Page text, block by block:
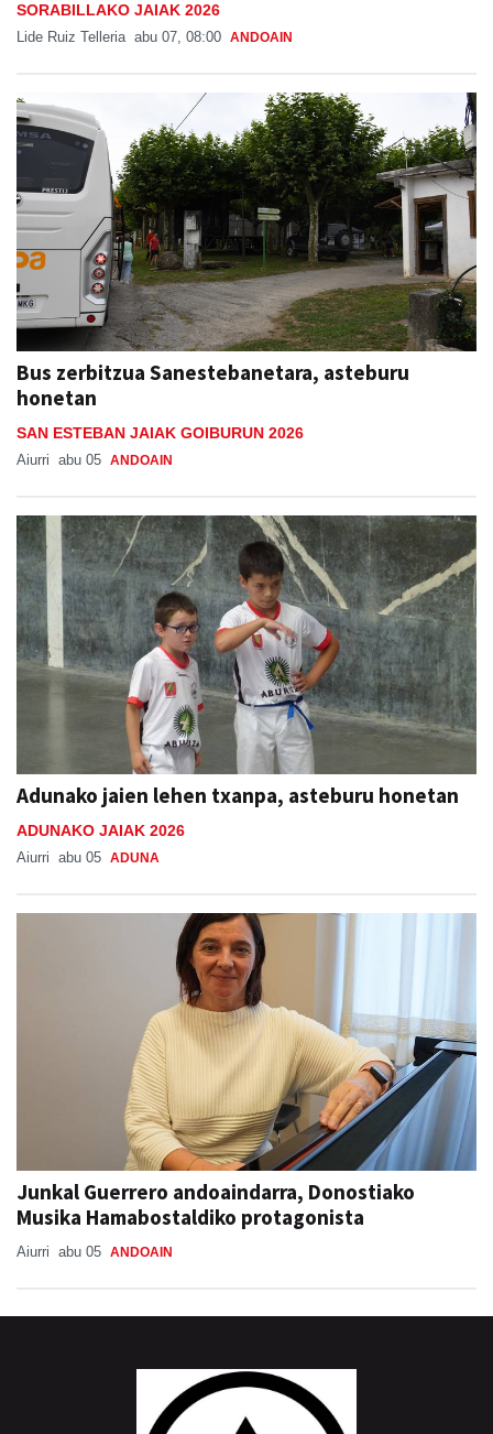
SORABILLAKO JAIAK 2026
Lide Ruiz Telleria abu 07, 08:00 ANDOAIN
Bus zerbitzua Sanestebanetara, asteburu
honetan
SAN ESTEBAN JAIAK GOIBURUN 2026
Aiurri abu 05 ANDOAIN
Adunako jaien lehen txanpa, asteburu honetan
ADUNAKO JAIAK 2026
Aiurri abu 05 ADUNA
Junkal Guerrero andoaindarra, Donostiako
Musika Hamabostaldiko protagonista
Aiurri abu 05 ANDOAIN